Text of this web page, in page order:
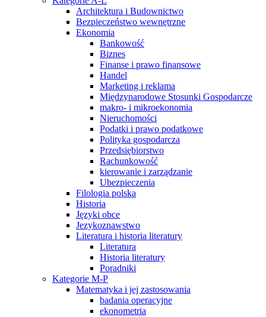
Architektura i Budownictwo
Bezpieczeństwo wewnętrzne
Ekonomia
Bankowość
Biznes
Finanse i prawo finansowe
Handel
Marketing i reklama
Międzynarodowe Stosunki Gospodarcze
makro- i mikroekonomia
Nieruchomości
Podatki i prawo podatkowe
Polityka gospodarcza
Przedsiębiorstwo
Rachunkowość
kierowanie i zarządzanie
Ubezpieczenia
Filologia polska
Historia
Języki obce
Jezykoznawstwo
Literatura i historia literatury
Literatura
Historia literatury
Poradniki
Kategorie M-P
Matematyka i jej zastosowania
badania operacyjne
ekonometria